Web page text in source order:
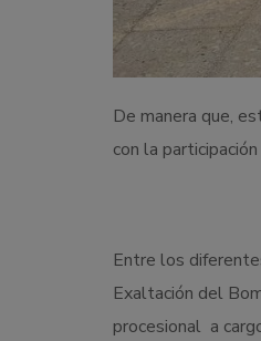
De manera que,
con la
Entre los
Exaltación del
procesional a